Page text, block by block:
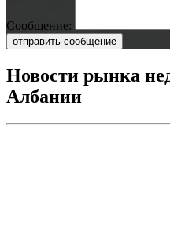
Сообщение:
отправить сообщение
Новости рынка
Албании